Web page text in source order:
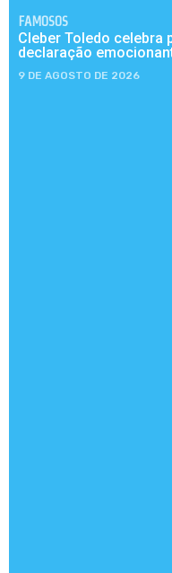
FAMOSOS
Cleber Toledo celebra
declaração
9 DE AGOSTO DE 2026